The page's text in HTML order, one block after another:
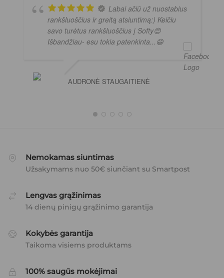
Labai ačiū už nuostabius
rankšluoščius ir greitą atsiuntimą:) Keičiu
savo turėtus rankšluoščius į Softy😍
Išbandžiau- esu tokia patenkinta...😄
AUDRONĖ STAUGAITIENĖ
Nemokamas siuntimas
Užsakymams nuo 50€ siunčiant su Smartpost
Lengvas grąžinimas
14 dienų pinigų grąžinimo garantija
Kokybės garantija
Taikoma visiems produktams
100% saugūs mokėjimai